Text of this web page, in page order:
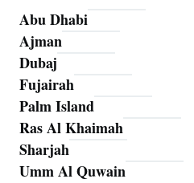
Abu Dhabi
Ajman
Dubaj
Fujairah
Palm Island
Ras Al Khaimah
Sharjah
Umm Al Quwain